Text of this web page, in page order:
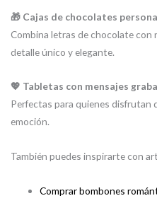
🎁 Cajas de chocolates
Combina letras de chocolate con
detalle único y elegante.
💖 Tabletas con mensajes
Perfectas para quienes disfrutan
emoción.
También puedes inspirarte con
Comprar bombones